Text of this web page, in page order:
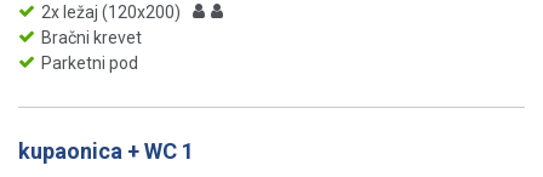
2x ležaj (120x200)
Bračni krevet
Parketni pod
kupaonica + WC 1